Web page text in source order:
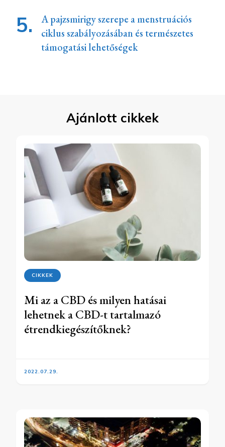
A pajzsmirigy szerepe a menstruációs
ciklus szabályozásában és természetes
támogatási lehetőségek
Ajánlott cikkek
CIKKEK
Mi az a CBD és milyen hatásai
lehetnek a CBD-t tartalmazó
étrendkiegészítőknek?
2022.07.29.